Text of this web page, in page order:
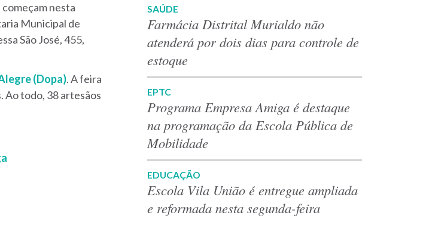
nesta
Municipal de
São José, 455,
(Dopa). A feira
Ao todo, 38 artesãos
SAÚDE
Farmácia Distrital Murialdo não
atenderá por dois dias para controle de
estoque
EPTC
Programa Empresa Amiga é destaque
na programação da Escola Pública de
Mobilidade
EDUCAÇÃO
Escola Vila União é entregue ampliada
e reformada nesta segunda-feira